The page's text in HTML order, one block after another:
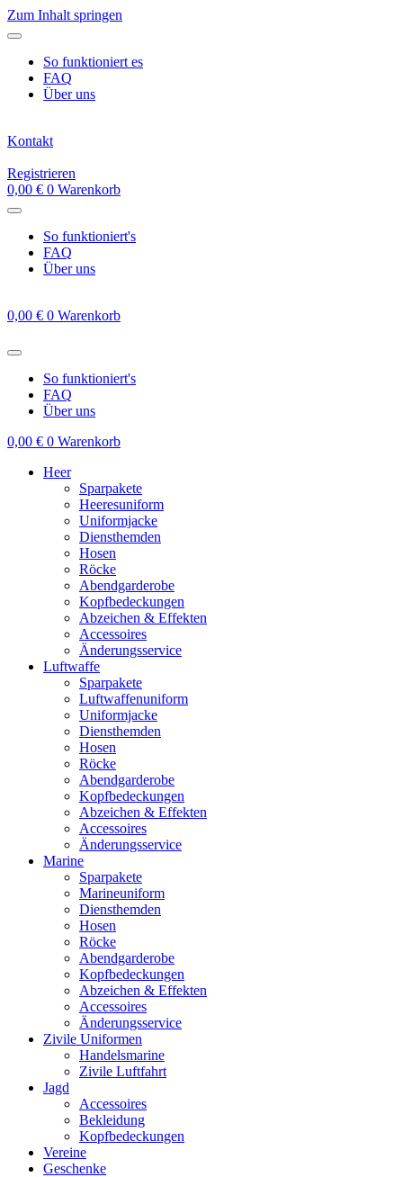
Zum Inhalt springen
So funktioniert es
FAQ
Über uns
Kontakt
Registrieren
0,00 € 0 Warenkorb
So funktioniert's
FAQ
Über uns
0,00 € 0 Warenkorb
So funktioniert's
FAQ
Über uns
0,00 € 0 Warenkorb
Heer
Sparpakete
Heeresuniform
Uniformjacke
Diensthemden
Hosen
Röcke
Abendgarderobe
Kopfbedeckungen
Abzeichen & Effekten
Accessoires
Änderungsservice
Luftwaffe
Sparpakete
Luftwaffenuniform
Uniformjacke
Diensthemden
Hosen
Röcke
Abendgarderobe
Kopfbedeckungen
Abzeichen & Effekten
Accessoires
Änderungsservice
Marine
Sparpakete
Marineuniform
Diensthemden
Hosen
Röcke
Abendgarderobe
Kopfbedeckungen
Abzeichen & Effekten
Accessoires
Änderungsservice
Zivile Uniformen
Handelsmarine
Zivile Luftfahrt
Jagd
Accessoires
Bekleidung
Kopfbedeckungen
Vereine
Geschenke